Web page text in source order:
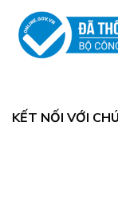
KẾT NỐI VỚI